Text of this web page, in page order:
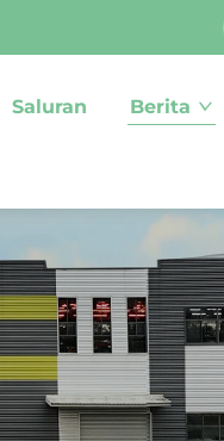
Saluran Berita